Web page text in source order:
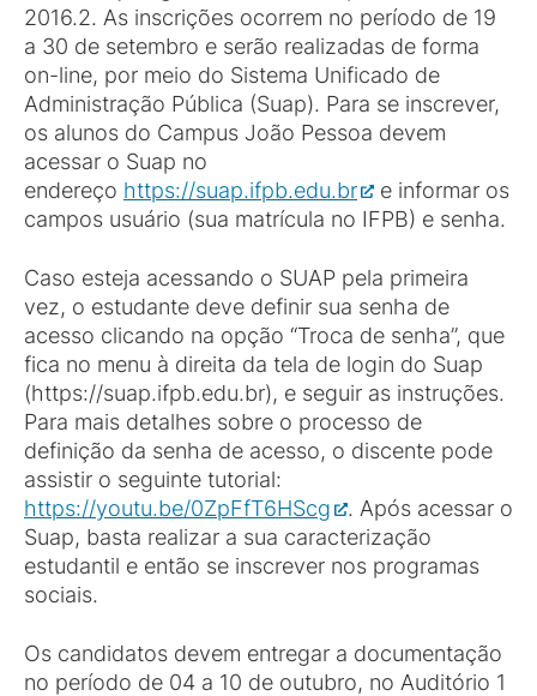
2016.2. As inscrições ocorrem no período de 19
a 30 de setembro e serão realizadas de forma
on-line, por meio do Sistema Unificado de
Administração Pública (Suap). Para se inscrever,
os alunos do Campus João Pessoa devem
acessar o Suap no
endereço https://suap.ifpb.edu.br
e informar os
campos usuário (sua matrícula no IFPB) e senha.
Caso esteja acessando o SUAP pela primeira
vez, o estudante deve definir sua senha de
acesso clicando na opção “Troca de senha”, que
fica no menu à direita da tela de login do Suap
(https://suap.ifpb.edu.br), e seguir as instruções.
Para mais detalhes sobre o processo de
definição da senha de acesso, o discente pode
assistir o seguinte tutorial:
https://youtu.be/0ZpFfT6HScg
. Após acessar o
Suap, basta realizar a sua caracterização
estudantil e então se inscrever nos programas
sociais.
Os candidatos devem entregar a documentação
no período de 04 a 10 de outubro, no Auditório 1